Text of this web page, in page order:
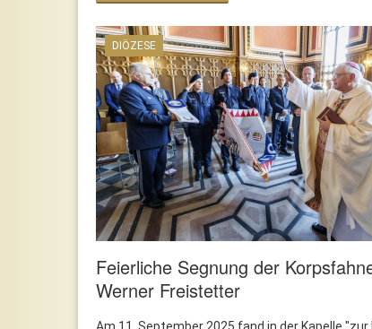
DIÖZESE
Feierliche Segnung der
Werner Freistetter